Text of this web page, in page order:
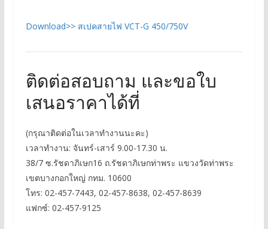
Download>> สเปคสายไฟ VCT-G 450/750V
ติดต่อสอบถาม และขอใบ
เสนอราคาได้ที่
(กรุณาติดต่อในเวลาทำงานนะคะ)
เวลาทำงาน: จันทร์-เสาร์ 9.00-17.30 น.
38/7 ซ.รัชดาภิเษก16 ถ.รัชดาภิเษกท่าพระ แขวงวัดท่าพระ
เขตบางกอกใหญ่ กทม. 10600
โทร: 02-457-7443, 02-457-8638, 02-457-8639
แฟกซ์: 02-457-9125